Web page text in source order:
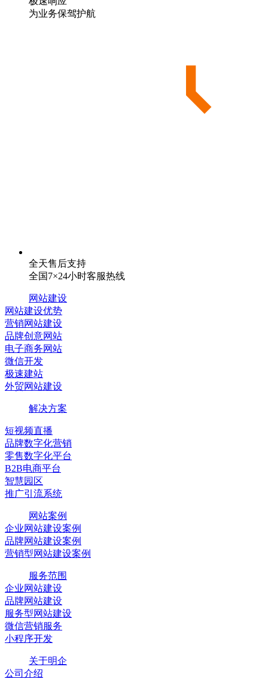
为业务保驾护航
全天售后支持
全国7×24小时客服热线
网站建设
网站建设优势
营销网站建设
品牌创意网站
电子商务网站
微信开发
极速建站
外贸网站建设
解决方案
短视频直播
品牌数字化营销
零售数字化平台
B2B电商平台
智慧园区
推广引流系统
网站案例
企业网站建设案例
品牌网站建设案例
营销型网站建设案例
服务范围
企业网站建设
品牌网站建设
服务型网站建设
微信营销服务
小程序开发
关于明企
公司介绍